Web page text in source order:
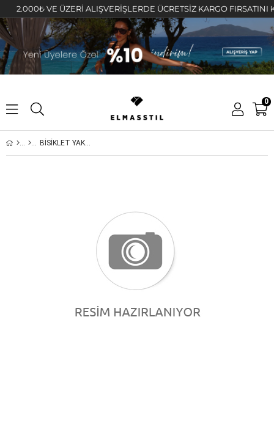
VE ÜZERİ ALIŞVERİŞLERDE ÜCRETSİZ KARGO FIRSATINI
0
BİSİKLET YAKA KOLSUZ T-SHIRT